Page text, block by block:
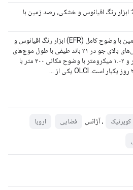
Sentinel-3 OLCI EFR: ابزار رنگ اقیانوس و خشکی، رصد زمین با
مجموعه داده‌های رصد زمین با وضوح کامل (EFR) ابزار رنگ اقیانوس و
زمین (OLCI) شامل تابش‌های بالای جو در ۲۱ باند طیفی با طول موج‌های
مرکزی بین ۰.۴ میکرومتر و ۱.۰۲ میکرومتر با وضوح مکانی ۳۰۰ متر با
کوپرنیک ، آژانس فضایی اروپا